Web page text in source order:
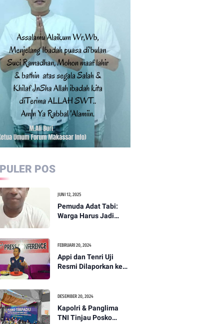
POS
JUNI 12, 2025
Pemuda Adat Tabi:
Warga Harus Jadi
FEBRUARI 20, 2024
Appi dan Tenri Uji
Resmi Dilaporkan ke
DESEMBER 20, 2024
Kapolri & Panglima
TNI Tinjau Posko